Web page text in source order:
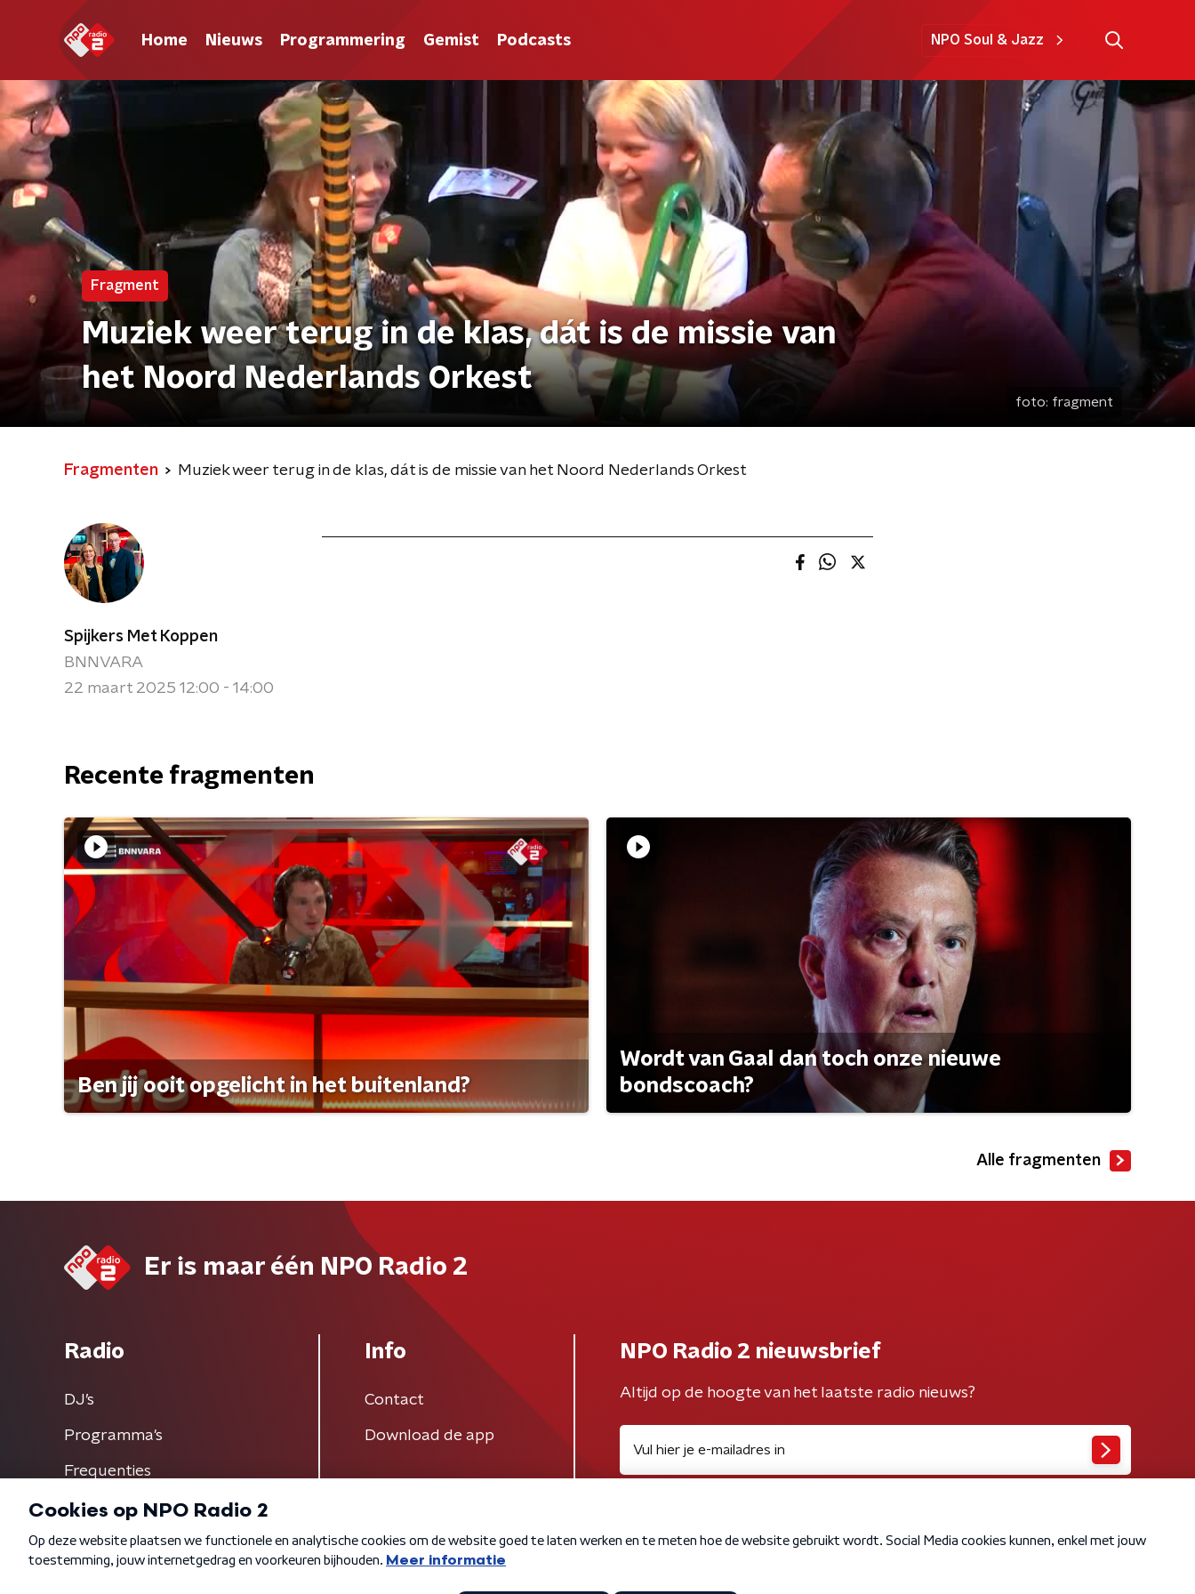
Home Nieuws Programmering Gemist Podcasts NPO Soul & Jazz
Fragment
Muziek weer terug in de klas, dát is de missie van
het Noord Nederlands Orkest
foto: fragment
Fragmenten Muziek weer terug in de klas, dát is de missie van het Noord Nederlands Orkest
Spijkers Met Koppen
BNNVARA
22 maart 2025 12:00 - 14:00
Recente fragmenten
Ben jij ooit opgelicht in het buitenland?
Wordt van Gaal dan toch onze nieuwe
bondscoach?
Alle fragmenten
Er is maar één NPO Radio 2
Radio
DJ’s
Programma's
Frequenties
Info
Contact
Download de app
NPO Radio 2 nieuwsbrief
Altijd op de hoogte van het laatste radio nieuws?
Algemene voorwaarden Privacybeleid